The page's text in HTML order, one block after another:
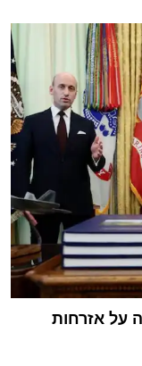
על אזרחות